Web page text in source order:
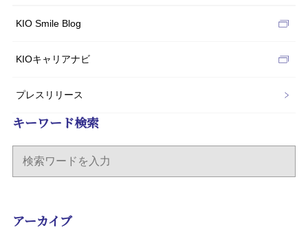
KIO Smile Blog
KIOキャリアナビ
プレスリリース
キーワード検索
アーカイブ